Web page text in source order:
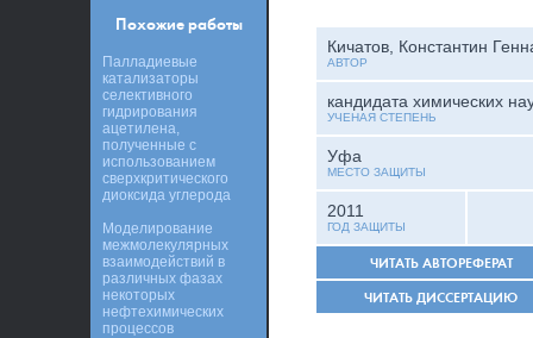
Кичатов, Константин
АВТОР
кандидата химических
УЧЕНАЯ СТЕПЕНЬ
Уфа
МЕСТО ЗАЩИТЫ
2011
ГОД ЗАЩИТЫ
ЧИТАТЬ АВТОРЕФЕРАТ
ЧИТАТЬ ДИССЕРТАЦИЮ
Похожие работы
Палладиевые
катализаторы
селективного
гидрирования
ацетилена,
полученные с
использованием
сверхкритического
диоксида углерода
Моделирование
межмолекулярных
взаимодействий в
различных фазах
некоторых
нефтехимических
процессов